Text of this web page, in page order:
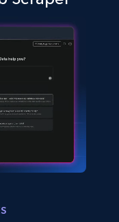
Seller rating,
category, and
gratuit